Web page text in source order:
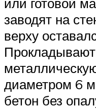
заводят на
верху
диаметром 6
бетон без